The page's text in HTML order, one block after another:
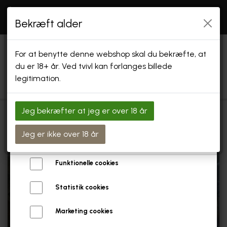
Åbningstider: SE "INFO" Endvidere holder vi
efter aftale og i forbindelse med arrangementer
FORSIDE
SHOP
GAVEKORT & GAVEÆSKER
SPECIAL ØL
Forside Tapas Tapas tallerken
Vi bruger cookies
Vi bruger egne cookies og cookies fra tredjeparter til at
personalisere din brugeroplevelse, til markedsføring og til at
undersøge, hvordan vores hjemmeside anvendes af
Læs mere om cookies her
Nødvendige cookies
Funktionelle cookies
Statistik cookies
Marketing cookies
Bekræft alder
For at benytte denne webshop skal du bekræfte, at
du er 18+ år. Ved tvivl kan forlanges billede
legitimation.
Jeg bekræfter at jeg er over 18 år
Jeg er ikke over 18 år